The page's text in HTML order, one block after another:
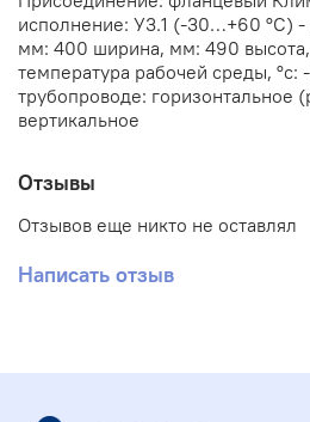
исполнение: У3.1 (-30…+60 °С)
мм: 400 ширина, мм: 490
температура рабочей среды,
трубопроводе: горизонтальное
вертикальное
Отзывы
Отзывов еще никто не оставлял
Написать отзыв